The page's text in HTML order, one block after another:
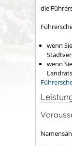
die
wenn
wenn